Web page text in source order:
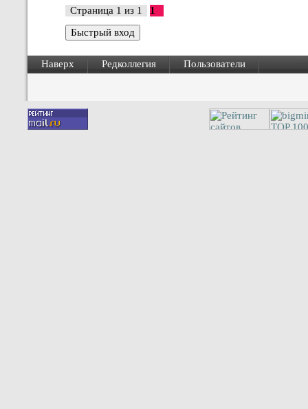
Страница 1 из 1 1
Наверх Редколлегия Пользователи